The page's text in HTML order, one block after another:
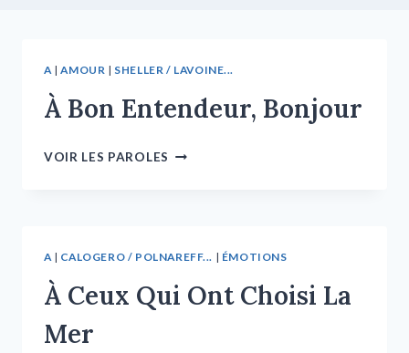
A|AMOUR | SHELLER / LAVOINE...
À Bon Entendeur, Bonjour
VOIR LES PAROLES
A | CALOGERO / POLNAREFF... | ÉMOTIONS
À Ceux Qui Ont Choisi La
Mer